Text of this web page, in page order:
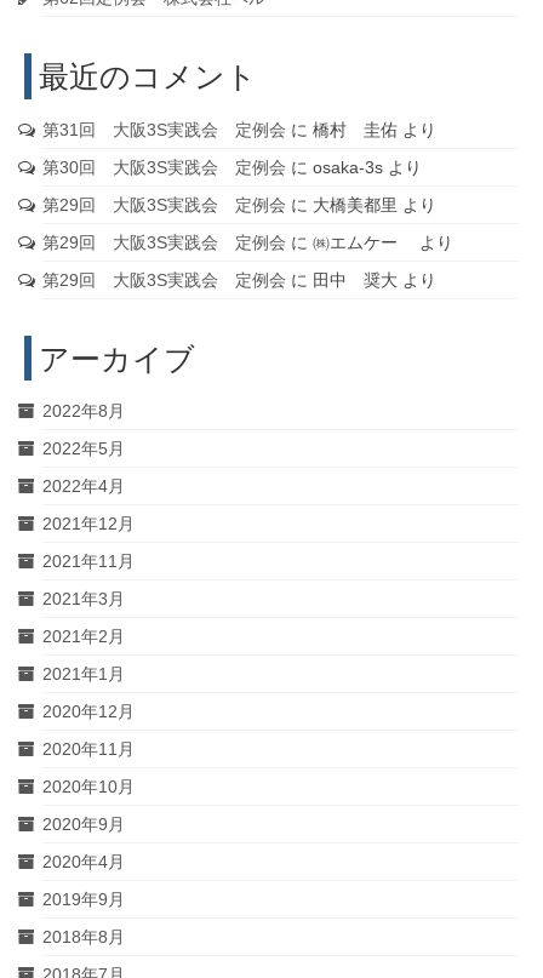
最近のコメント
第31回 大阪3S実践会 定例会 に 橋村 圭佑 より
第30回 大阪3S実践会 定例会 に osaka-3s より
第29回 大阪3S実践会 定例会 に 大橋美都里 より
第29回 大阪3S実践会 定例会 に ㈱エムケー
より
第29回 大阪3S実践会 定例会 に 田中 奨大 より
アーカイブ
2022年8月
2022年5月
2022年4月
2021年12月
2021年11月
2021年3月
2021年2月
2021年1月
2020年12月
2020年11月
2020年10月
2020年9月
2020年4月
2019年9月
2018年8月